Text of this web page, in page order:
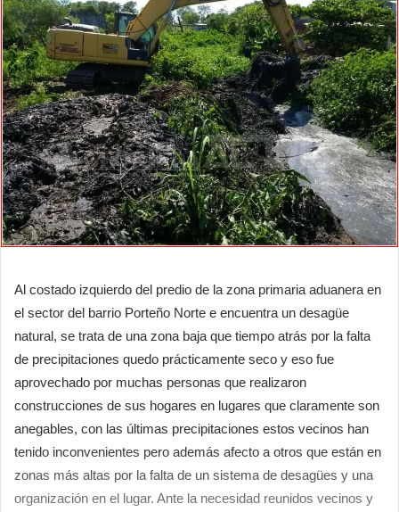
Al costado izquierdo del predio de la zona primaria aduanera en
el sector del barrio Porteño Norte e encuentra un desagüe
natural, se trata de una zona baja que tiempo atrás por la falta
de precipitaciones quedo prácticamente seco y eso fue
aprovechado por muchas personas que realizaron
construcciones de sus hogares en lugares que claramente son
anegables, con las últimas precipitaciones estos vecinos han
tenido inconvenientes pero además afecto a otros que están en
zonas más altas por la falta de un sistema de desagües y una
organización en el lugar. Ante la necesidad reunidos vecinos y